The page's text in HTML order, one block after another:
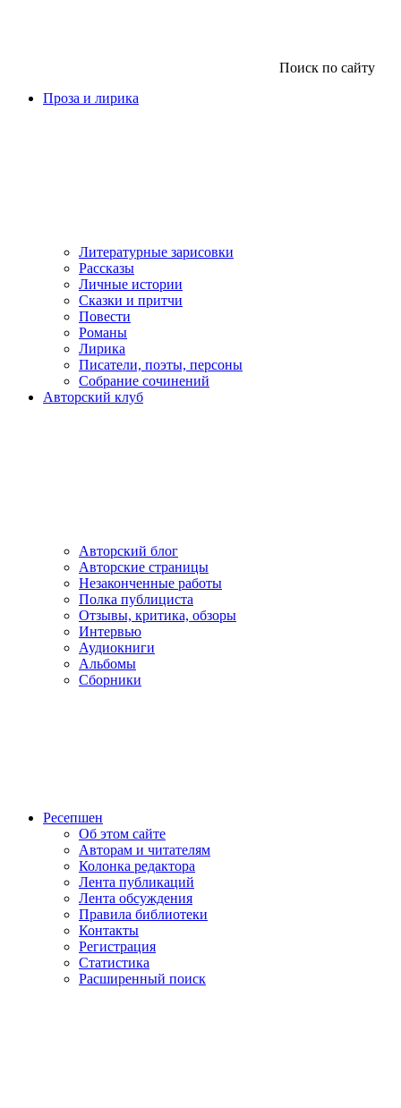
Поиск по сайту
Проза и лирика
Литературные зарисовки
Рассказы
Личные истории
Сказки и притчи
Повести
Романы
Лирика
Писатели, поэты, персоны
Собрание сочинений
Авторский клуб
Авторский блог
Авторские страницы
Незаконченные работы
Полка публициста
Отзывы, критика, обзоры
Интервью
Аудиокниги
Альбомы
Сборники
Ресепшен
Об этом сайте
Авторам и читателям
Колонка редактора
Лента публикаций
Лента обсуждения
Правила библиотеки
Контакты
Регистрация
Статистика
Расширенный поиск